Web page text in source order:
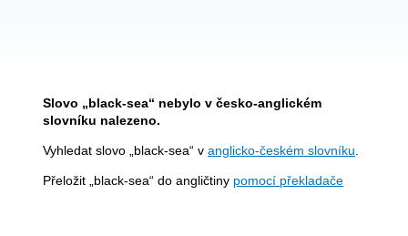
Slovo „black-sea“ nebylo v česko-anglickém
slovníku nalezeno.
Vyhledat slovo „black-sea“ v anglicko-českém slovníku
Přeložit „black-sea“ do angličtiny pomocí překladače